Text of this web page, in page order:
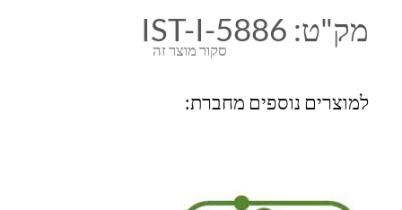
סקור מוצר זה
מק"ט: IST-I-5886
למוצרים נוספים מחברת: